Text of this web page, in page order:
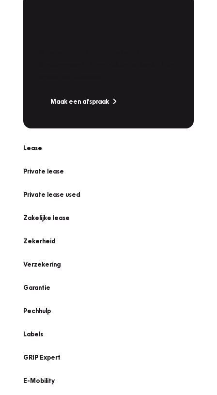
Maak een afspraak
Lease
Private lease
Private lease used
Zakelijke lease
Zekerheid
Verzekering
Garantie
Pechhulp
Labels
GRIP Expert
E-Mobility